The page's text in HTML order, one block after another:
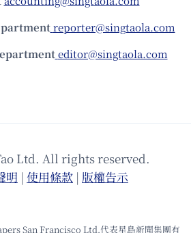
reporter@singtaola.com
editor@singtaola.com
Ltd. All rights reserved.
明 | 使⽤條款 | 版權告⽰
San Francisco Ltd.代表星島新聞集團有